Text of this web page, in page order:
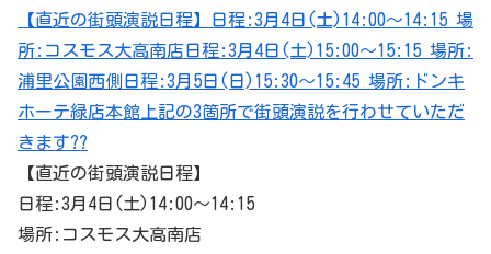
【直近の街頭演説日程】日程:3月4日(土)14:00～14:15 場
所:コスモス大高南店日程:3月4日(土)15:00～15:15 場所:
浦里公園西側日程:3月5日(日)15:30～15:45 場所:ドンキ
ホーテ緑店本館上記の3箇所で街頭演説を行わせていただ
きます??
【直近の街頭演説日程】
日程:3月4日(土)14:00～14:15
場所:コスモス大高南店